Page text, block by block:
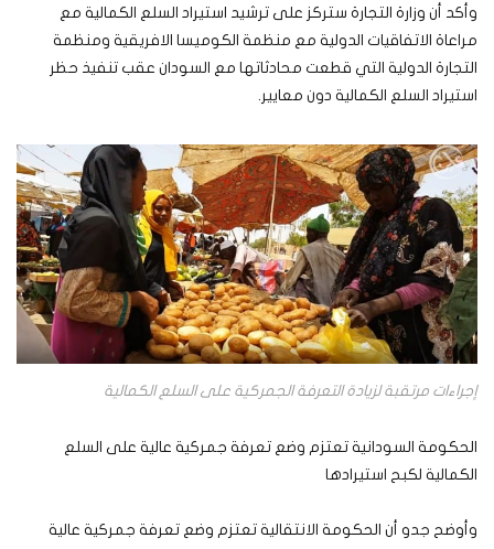
وأكد أن وزارة التجارة ستركز على ترشيد استيراد السلع الكمالية مع
مراعاة الاتفاقيات الدولية مع منظمة الكوميسا الافريقية ومنظمة
التجارة الدولية التي قطعت محادثاتها مع السودان عقب تنفيذ حظر
استيراد السلع الكمالية دون معايير.
إجراءات مرتقبة لزيادة التعرفة الجمركية على السلع الكمالية
الحكومة السودانية تعتزم وضع تعرفة جمركية عالية على السلع
الكمالية لكبح استيرادها
وأوضح جدو أن الحكومة الانتقالية تعتزم وضع تعرفة جمركية عالية